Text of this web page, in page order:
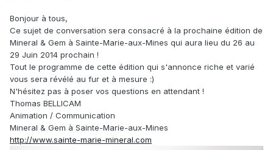
Bonjour à tous,
Ce sujet de conversation sera consacré à la prochaine édition de
Mineral & Gem à Sainte-Marie-aux-Mines qui aura lieu du 26 au
29 Juin 2014 prochain !
Tout le programme de cette édition qui s'annonce riche et varié
vous sera révélé au fur et à mesure :)
N'hésitez pas à poser vos questions en attendant !
Thomas BELLICAM
Animation / Communication
Mineral & Gem à Sainte-Marie-aux-Mines
http://www.sainte-marie-mineral.com